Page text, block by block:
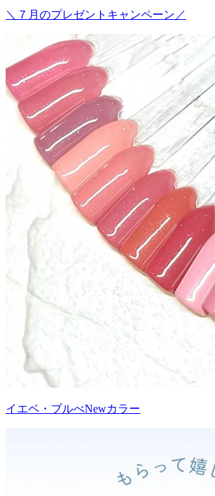
＼７月のプレゼントキャンペーン／
イエベ・ブルべNewカラー